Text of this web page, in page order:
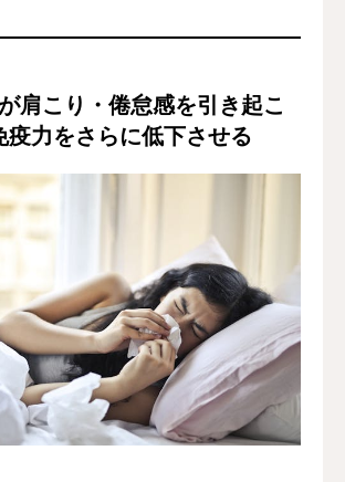
肩こり・倦怠感を引き起こ
疫力をさらに低下させる